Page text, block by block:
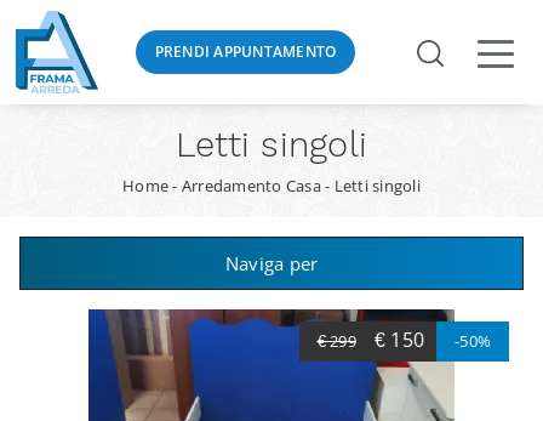
PRENDI APPUNTAMENTO
Letti singoli
Home- Arredamento Casa- Letti singoli
Naviga per
€ 299 € 150 -50%